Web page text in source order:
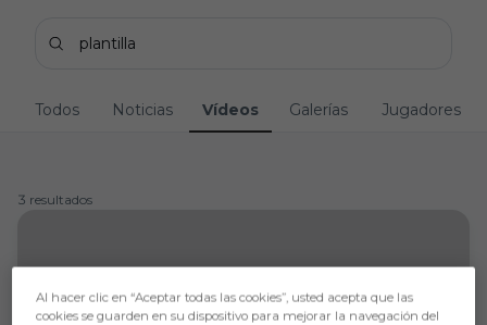
Introduce tu búsqueda, espera unos instantes y te
Todos Noticias Vídeos Galerías Jugadores
3 resultados
3 resultados
Al hacer clic en “Aceptar todas las cookies”, usted acepta que las
cookies se guarden en su dispositivo para mejorar la navegación del